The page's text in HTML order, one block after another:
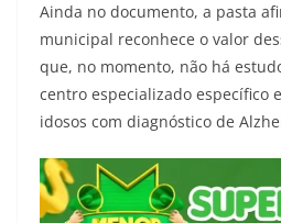
Ainda no documento, a pasta
municipal reconhece o valor
que, no momento, não há
centro especializado específico
idosos com diagnóstico de